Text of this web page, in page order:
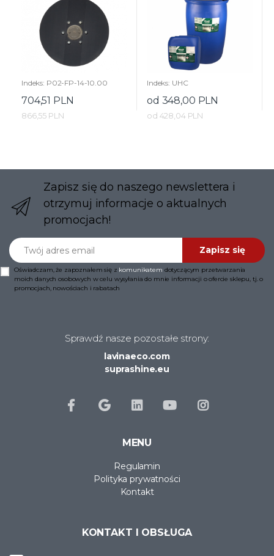
Indeks: P02-FP-14-10.00
704,51 PLN
866,55 PLN
Indeks: UHC
od 348,00 PLN
od 428,04 PLN
Zapisz się do naszego newslettera i
otrzymuj informacje o aktualnych
promocjach!
Twój adres email
Zapisz się
Oświadczam, że zapoznałem się z komunikatem dotyczącym przetwarzania
moich danych osobowych w celu wysyłania do mnie informacji o ofercie sklepu, tj. o
promocjach, nowościach i rabatach
Sprawdź nasze pozostałe strony:
lavinaeco.com
suprashine.eu
MENU
Regulamin
Polityka prywatności
Kontakt
KONTAKT I OBSŁUGA